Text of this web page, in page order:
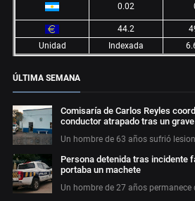
0.02
44.2
Unidad
Indexada
ÚLTIMA SEMANA
Comisaría de Carlos Reyles
conductor atrapado tras un
Un hombre de 63 años sufrió
Persona detenida tras incidente
portaba un machete
Un hombre de 27 años permanece